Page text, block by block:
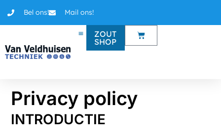
Bel ons! Mail ons!
ZOUT
SHOP
Privacy policy
INTRODUCTIE